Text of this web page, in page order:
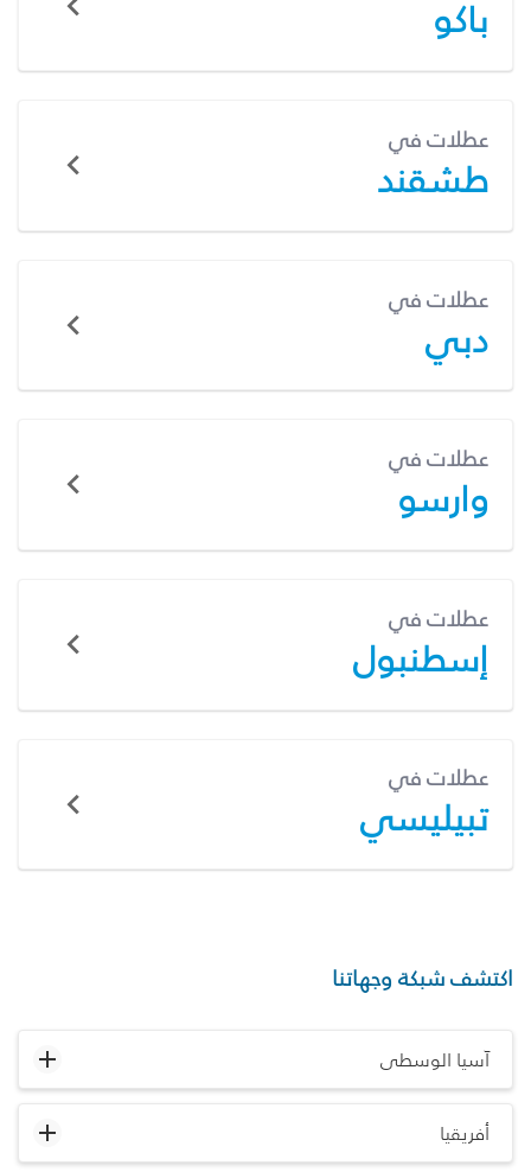
باكو
عطلات في
طشقند
عطلات في
دبي
عطلات في
وارسو
عطلات في
إسطنبول
عطلات في
تبيليسي
اكتشف شبكة وجهاتنا
آسيا الوسطى
أفريقيا